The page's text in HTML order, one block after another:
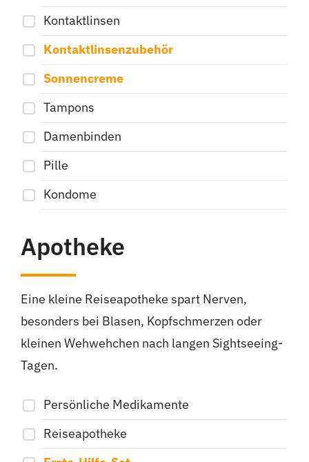
Kontaktlinsen
Kontaktlinsenzubehör
Sonnencreme
Tampons
Damenbinden
Pille
Kondome
Apotheke
Eine kleine Reiseapotheke spart Nerven,
besonders bei Blasen, Kopfschmerzen oder
kleinen Wehwehchen nach langen Sightseeing-
Tagen.
Persönliche Medikamente
Reiseapotheke